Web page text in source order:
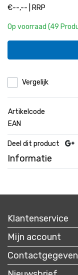
€--,-- | RRP
Op voorraad (49
Vergelijk
Artikelcode
EAN
Deel dit product
Informatie
Klantenservice
Mijn account